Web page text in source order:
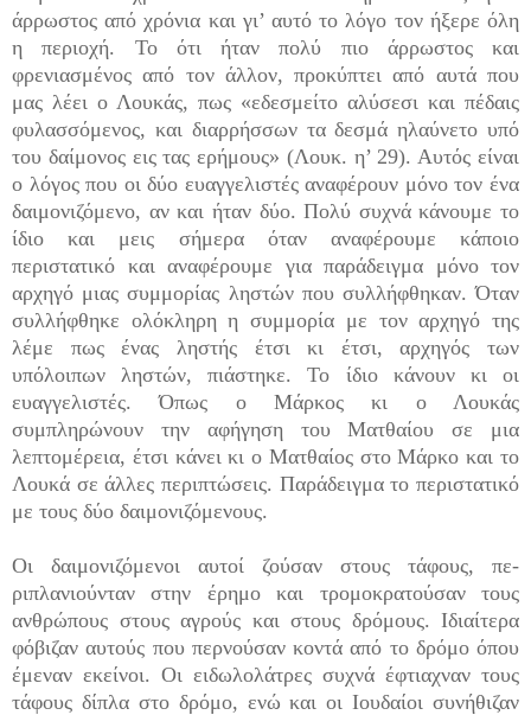
άρρωστος από χρόνια και γι’ αυτό το λόγο τον ήξερε όλη
η περιοχή. Το ότι ήταν πολύ πιο άρρωστος και
φρενιασμένος από τον άλλον, προκύπτει από αυτά που
μας λέει ο Λουκάς, πως «εδεσμείτο αλύσεσι και πέδαις
φυλασσόμενος, και διαρρήσσων τα δεσμά ηλαύνετο υπό
του δαίμονος εις τας ερήμους» (Λουκ. η’ 29). Αυτός είναι
ο λόγος που οι δύο ευαγγελιστές αναφέρουν μόνο τον ένα
δαιμονιζόμενο, αν και ήταν δύο. Πολύ συχνά κάνουμε το
ίδιο και μεις σήμερα όταν αναφέρουμε κάποιο
περιστατικό και αναφέρουμε για παράδειγμα μόνο τον
αρχηγό μιας συμμορίας ληστών που συλλήφθηκαν. Όταν
συλλήφθηκε ολόκληρη η συμ­μορία με τον αρχηγό της
λέμε πως ένας ληστής έτσι κι έτσι, αρχηγός των
υπόλοιπων ληστών, πιάστηκε. Το ίδιο κάνουν κι οι
ευαγγελιστές. Όπως ο Μάρκος κι ο Λουκάς
συμπληρώνουν την αφήγηση του Ματθαίου σε μια
λεπτομέρεια, έτσι κάνει κι ο Ματθαίος στο Μάρκο και το
Λουκά σε άλλες περιπτώσεις. Παράδειγμα το περιστατικό
με τους δύο δαιμονιζόμενους.
Οι δαιμονιζόμενοι αυτοί ζούσαν στους τάφους, πε­
ριπλανιούνταν στην έρημο και τρομοκρατούσαν τους
ανθρώπους στους αγρούς και στους δρόμους. Ιδιαί­τερα
φόβιζαν αυτούς που περνούσαν κοντά από το δρόμο όπου
έμεναν εκείνοι. Οι ειδωλολάτρες συχνά έφτιαχναν τους
τάφους δίπλα στο δρόμο, ενώ και οι Ιουδαίοι συνήθιζαν